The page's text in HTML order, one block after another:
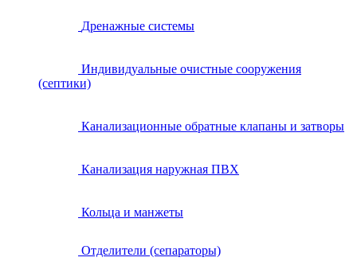
Дренажные системы
Индивидуальные очистные сооружения
(септики)
Канализационные обратные клапаны и затворы
Канализация наружная ПВХ
Кольца и манжеты
Отделители (сепараторы)